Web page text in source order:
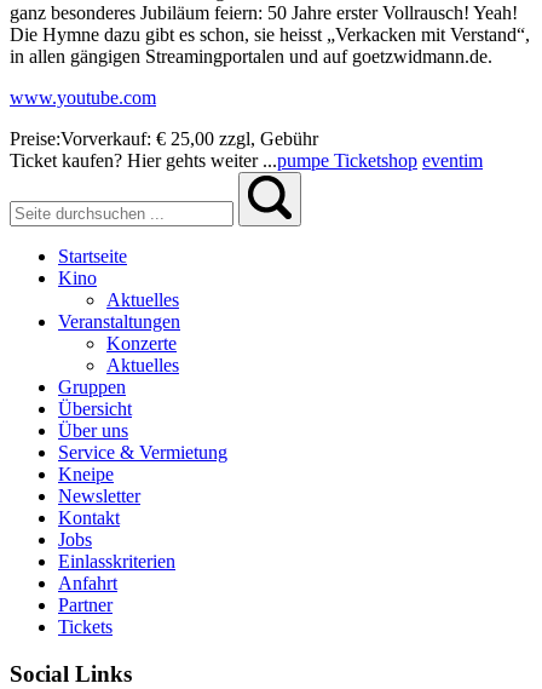
ganz besonderes Jubiläum feiern: 50 Jahre erster Vollrausch! Yeah!
Die Hymne dazu gibt es schon, sie heisst „Verkacken mit Verstand“,
in allen gängigen Streamingportalen und auf goetzwidmann.de.
www.youtube.com
Preise:Vorverkauf: € 25,00 zzgl, Gebühr
Ticket kaufen? Hier gehts weiter ...pumpe Ticketshop eventim
Startseite
Kino
Aktuelles
Veranstaltungen
Konzerte
Aktuelles
Gruppen
Übersicht
Über uns
Service & Vermietung
Kneipe
Newsletter
Kontakt
Jobs
Einlasskriterien
Anfahrt
Partner
Tickets
Social Links